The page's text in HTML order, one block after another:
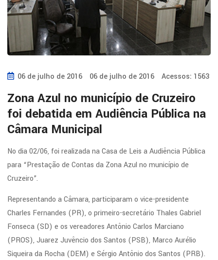
06 de julho de 2016 06 de julho de 2016 Acessos: 1563
Zona Azul no município de Cruzeiro
foi debatida em Audiência Pública na
Câmara Municipal
No dia 02/06, foi realizada na Casa de Leis a Audiência Pública
para “Prestação de Contas da Zona Azul no município de
Cruzeiro”.
Representando a Câmara, participaram o vice-presidente
Charles Fernandes (PR), o primeiro-secretário Thales Gabriel
Fonseca (SD) e os vereadores Antônio Carlos Marciano
(PROS), Juarez Juvêncio dos Santos (PSB), Marco Aurélio
Siqueira da Rocha (DEM) e Sérgio Antônio dos Santos (PRB).